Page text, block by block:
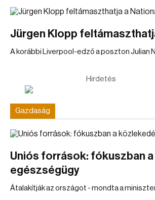
Jürgen Klopp
A korábbi Liverpool-edző a poszton Julian
Hirdetés
Gazdaság
Uniós források: fókuszban
egészségügy
Átalakítják az országot - mondta a